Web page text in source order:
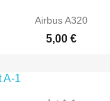
Aperçu rapide
Airbus A320
5,00 €